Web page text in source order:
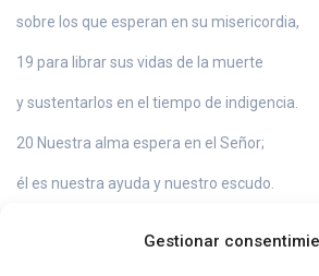
Gestionar
sobre los que esperan en su misericordia,
19 para librar sus vidas de la muerte
y sustentarlos en el tiempo de indigencia.
20 Nuestra alma espera en el Señor;
él es nuestra ayuda y nuestro escudo.